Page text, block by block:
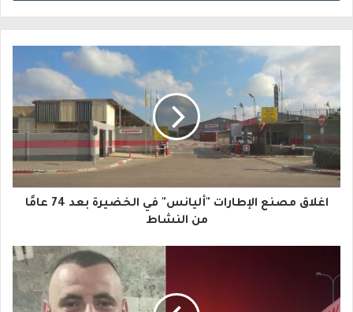
ر
ي
ك
ا
إ
ل
ك
اغلاق مصنع الإطارات "أليانس" في الخضيرة بعد 74 عامًا
من النشاط